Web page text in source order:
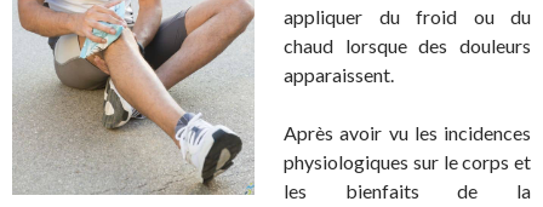
appliquer du froid ou du
chaud lorsque des douleurs
apparaissent.
Après avoir vu les incidences
physiologiques sur le corps et
les bienfaits de la